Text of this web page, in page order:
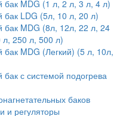
бак MDG (1 л, 2 л, 3 л, 4 л)
бак LDG (5л, 10 л, 20 л)
бак MDG (8л, 12л, 22 л, 24
250 л, 500 л)
бак MDG (Легкий) (5 л, 10л,
бак с системой подогрева
баков
и регуляторы